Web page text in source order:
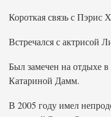
Короткая связь с Пэрис
Встречался с актрисой
Был замечен на отдыхе
Катариной Дамм.
В 2005 году имел